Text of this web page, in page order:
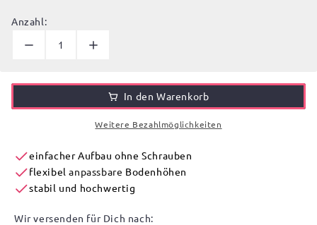
Anzahl:
In den Warenkorb
Weitere Bezahlmöglichkeiten
einfacher Aufbau ohne Schrauben
flexibelanpassbare Bodenhöhen
stabil und hochwertig
Wir versenden für Dich nach: